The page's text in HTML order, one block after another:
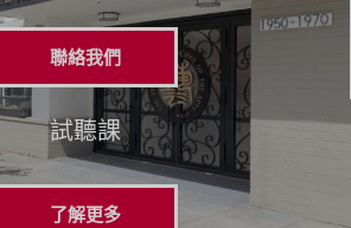
聯絡我們
試聽課
了解更多